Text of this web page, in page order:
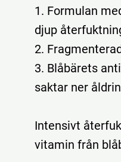
1. Formulan
djup
2.
3. Blåbärets
saktar ner
Intensivt
vitamin från